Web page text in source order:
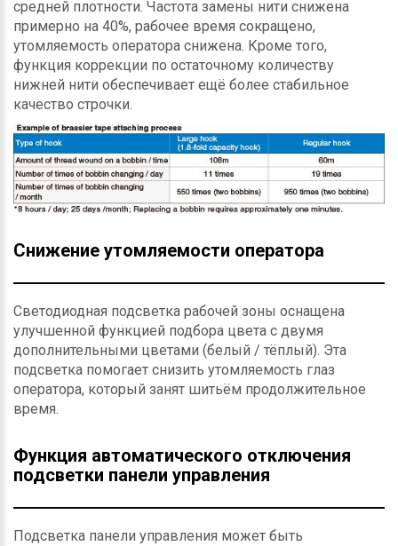
средней плотности. Частота замены нити снижена
примерно на 40%, рабочее время сокращено,
утомляемость оператора снижена. Кроме того,
функция коррекции по остаточному количеству
нижней нити обеспечивает ещё более стабильное
качество строчки.
Снижение утомляемости оператора
Светодиодная подсветка рабочей зоны оснащена
улучшенной функцией подбора цвета с двумя
дополнительными цветами (белый / тёплый). Эта
подсветка помогает снизить утомляемость глаз
оператора, который занят шитьём продолжительное
время.
Функция автоматического отключения
подсветки панели управления
Подсветка панели управления может быть